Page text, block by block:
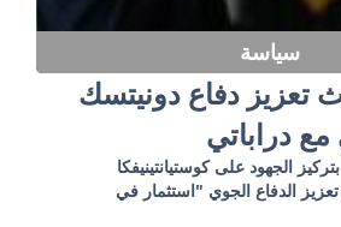
سياسة
تعزيز دفاع دونيتسك
دراباتي
الجهود على كوستيانتينيفكا
الدفاع الجوي "استثمار في